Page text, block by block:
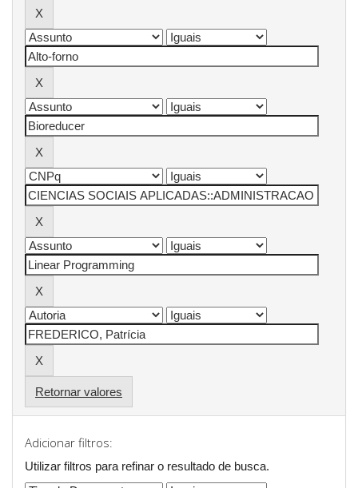
Retornar valores
Adicionar filtros:
Utilizar filtros para refinar o resultado de busca.